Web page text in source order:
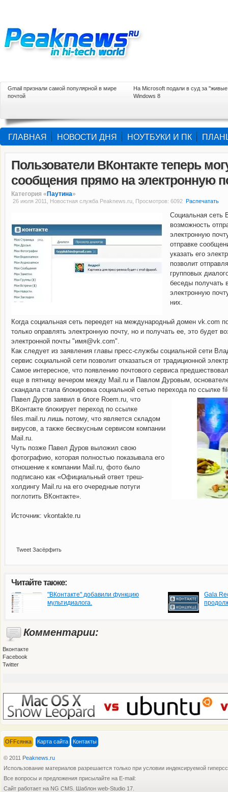
Gmail, принадлежащий Google, стал самым
Gmail признали самой популярной в мире
почтой
Малоизвестная компания SurfCast
На Microsoft подали в суд за "живые
Windows 8
ГЛАВНАЯ НОВОСТИ ДНЯ НОУТБУКИ И ПК
Пользователи ВКонтакте теперь
сообщения прямо на электронную
Категория « Паутина»
26 июля 2011, Новостная служба Peaknews.ru, Просмотров: 6092 Распечатать
Социальная сеть
возможность
электронную
отправке
указать его
позволит
групповых
беседы получать
электронную
них.
Когда социальная сеть переедет на международный домен vk.com
только оправлять электронную почту, но и получать ее, это будет
электронной почты "имя@vk.com".
Как следует из заявления главы пресс-службы социальной сети
сервис социальной сети позволит отказаться от традиционной
Самое интересное, что появлению почтового сервиса
еще в пятницу вечером между Mail.ru и Павлом Дуровым,
скандала стала блокировка социальной сетью перехода по ссылке
Павел Дуров заявил в блоге Roem.ru, что
ВКонтакте блокирует переход по ссылке
files.mail.ru лишь потому, что является складом
вирусов, а также бесвкусным сервисом компании
Mail.ru.
Чуть позже Павел Дуров выложил свою
фотографию, которая полностью показывала его
отношение к компании Mail.ru, фото было
подписано как «Официальный ответ треш-
холдингу Mail.ru на его очередные потуги
поглотить ВКонтакте».
Источник: vkontakte.ru
Tweet Засёрфить
Читайте также:
"ВКонтакте" добавили функцию
мультидиалога.
Gala
Комментарии:
Вконтакте
Facebook
Twitter
OFFсянка Карта сайта Контакты
© 2011 Peaknews.ru
Использование материалов разрешается только при условии индексируемой
Все вопросы и предложения присылайте на E-mail:
Сайт работает на NG CMS. Шаблон web-Studio 17.